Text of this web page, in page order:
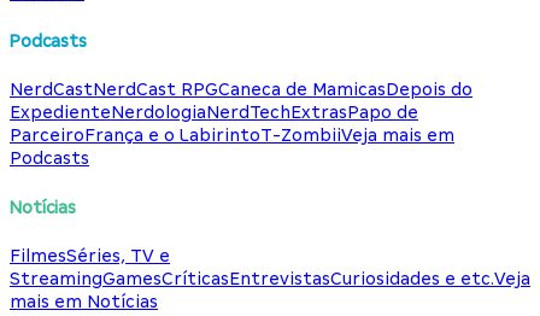
Podcasts
NerdCastNerdCast RPGCaneca de MamicasDepois do
ExpedienteNerdologiaNerdTechExtrasPapo de
ParceiroFrança e o LabirintoT-ZombiiVeja mais em
Podcasts
Notícias
FilmesSéries, TV e
StreamingGamesCríticasEntrevistasCuriosidades e etc.Veja
mais em Notícias